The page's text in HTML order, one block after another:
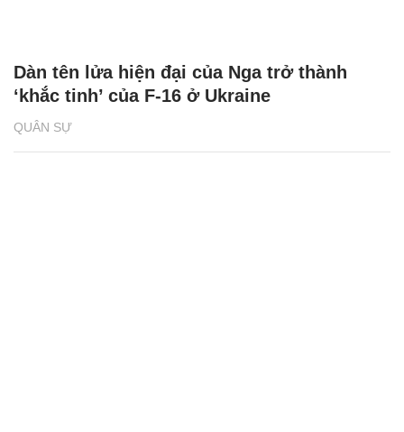
QUÂN SỰ
Dàn tên lửa hiện đại của Nga trở thành
‘khắc tinh’ của F-16 ở Ukraine